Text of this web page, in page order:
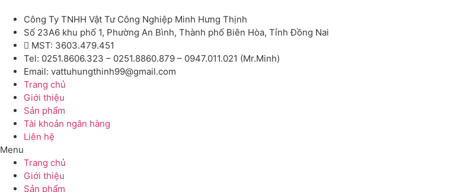
Công Ty TNHH Vật Tư Công Nghiệp Minh Hưng Thịnh
Số 23A6 khu phố 1, Phường An Bình, Thành phố Biên Hòa, Tỉnh Đồng Nai
MST: 3603.479.451
Tel: 0251.8606.323 – 0251.8860.879 – 0947.011.021 (Mr.Minh)
Email: vattuhungthinh99@gmail.com
Trang chủ
Giới thiệu
Sản phẩm
Tài khoản ngân hàng
Liên hệ
Menu
Trang chủ
Giới thiệu
Sản phẩm